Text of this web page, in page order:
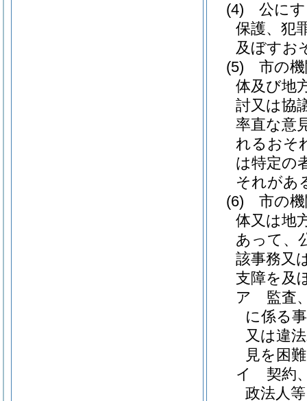
(4)
公に
保護、犯
及ぼすお
(5)
市の
体及び地
討又は協
率直な意
れるおそ
は特定の
それがあ
(6)
市の
体又は地
あって、
該事務又
支障を及
ア
監査
に係る
又は違
見を困
イ
契約
政法人